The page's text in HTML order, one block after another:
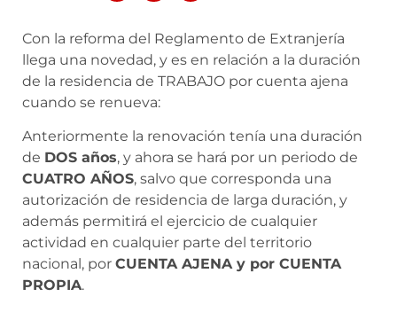
Con la reforma del Reglamento de Extranjería
llega una novedad, y es en relación a la duración
de la residencia de TRABAJO por cuenta ajena
cuando se renueva:
Anteriormente la renovación tenía una duración
de DOS años, y ahora se hará por un periodo de
CUATRO AÑOS, salvo que corresponda una
autorización de residencia de larga duración, y
además permitirá el ejercicio de cualquier
actividad en cualquier parte del territorio
nacional, por CUENTA AJENA y por CUENTA
PROPIA.